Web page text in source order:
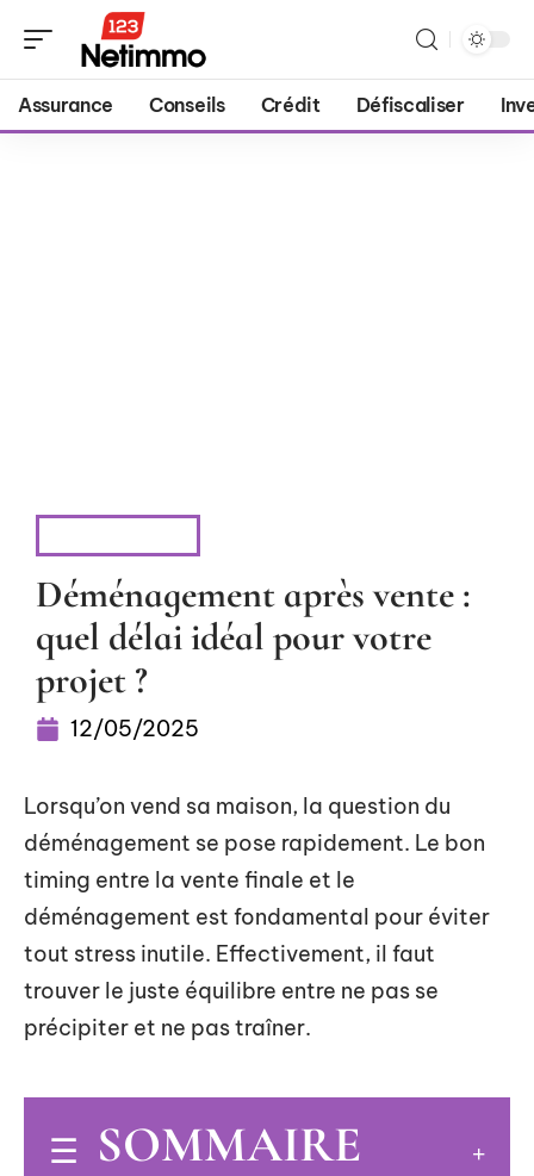
Assurance Conseils Crédit Défiscaliser
Déménagement après vente :
quel délai idéal pour votre
projet ?
12/05/2025
Lorsqu’on vend sa maison, la question du
déménagement se pose rapidement. Le bon
timing entre la vente finale et le
déménagement est fondamental pour éviter
tout stress inutile. Effectivement, il faut
trouver le juste équilibre entre ne pas se
précipiter et ne pas traîner.
SOMMAIRE